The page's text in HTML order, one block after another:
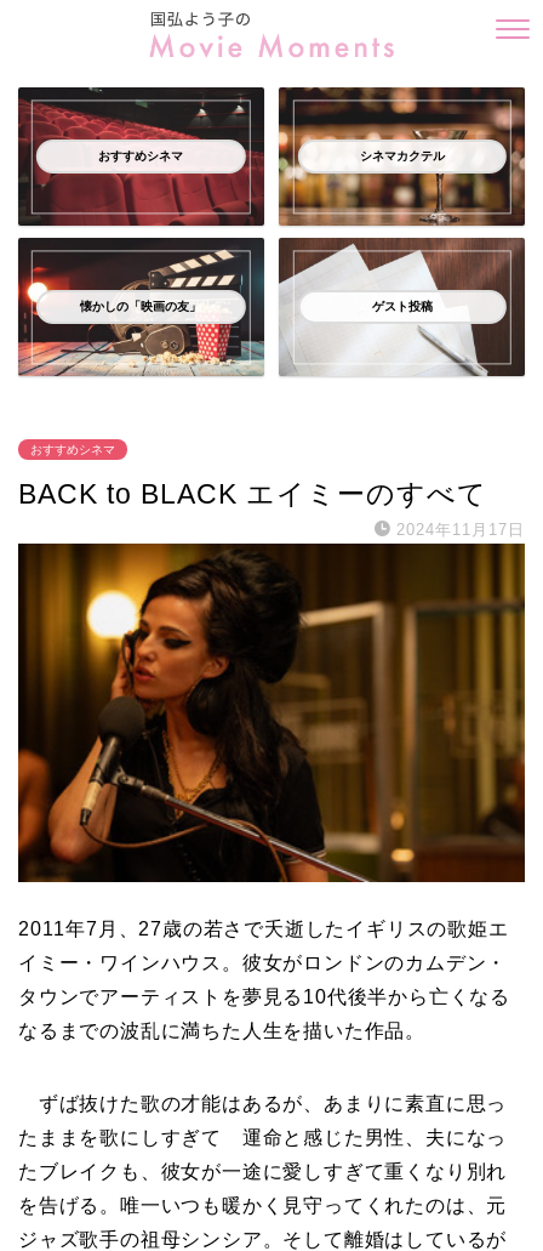
おすすめシネマ シネマカクテル
懐かしの「映画の友」 ゲスト投稿
おすすめシネマ
BACK to BLACK エイミーのすべて
2024年11月17日
2011年7月、27歳の若さで夭逝したイギリスの歌姫エ
イミー・ワインハウス。彼女がロンドンのカムデン・
タウンでアーティストを夢見る10代後半から亡くなる
なるまでの波乱に満ちた人生を描いた作品。
ずば抜けた歌の才能はあるが、あまりに素直に思っ
たままを歌にしすぎて 運命と感じた男性、夫になっ
たブレイクも、彼女が一途に愛しすぎて重くなり別れ
を告げる。唯一いつも暖かく見守ってくれたのは、元
ジャズ歌手の祖母シンシア。そして離婚はしているが